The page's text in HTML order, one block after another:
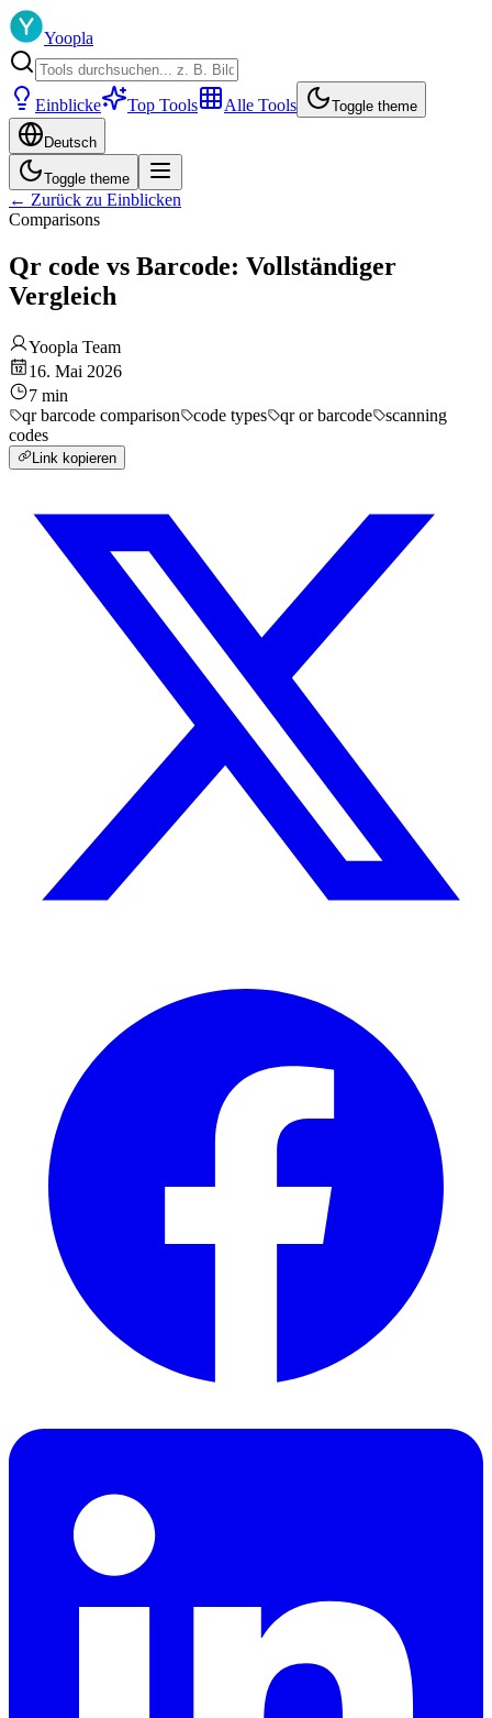
Yoopla
Einblicke Top Tools Alle Tools Toggle theme
Deutsch
Toggle theme
← Zurück zu Einblicken
Comparisons
Qr code vs Barcode: Vollständiger
Vergleich
Yoopla Team
16. Mai 2026
7 min
qr barcode comparison
code types qr or barcode
scanning
codes
Link kopieren